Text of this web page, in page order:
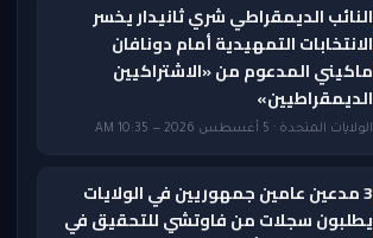
النائب الديمقراطي شري ثانيدار يخسر
الانتخابات التمهيدية أمام دونافان
ماكيني المدعوم من «الاشتراكيين
الديمقراطيين»
الولايات المتحدة · 5 أغسطس 2026 — 10:35 AM
3 مدعين عامين جمهوريين في الولايات
يطلبون سجلات من فاوتشي للتحقيق في